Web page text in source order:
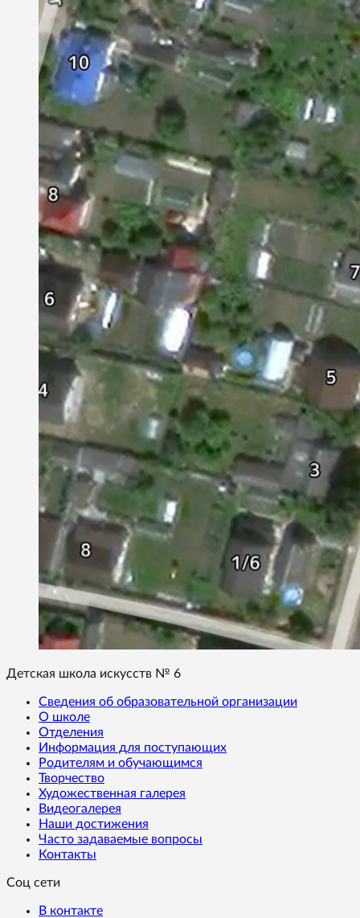
Детская школа искусств № 6
Сведения об образовательной организации
О школе
Отделения
Информация для поступающих
Родителям и обучающимся
Творчество
Художественная галерея
Видеогалерея
Наши достижения
Часто задаваемые вопросы
Контакты
Соц сети
В контакте